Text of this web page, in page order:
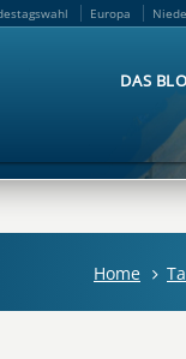
Europa
DAS
Home
Europa
DAS